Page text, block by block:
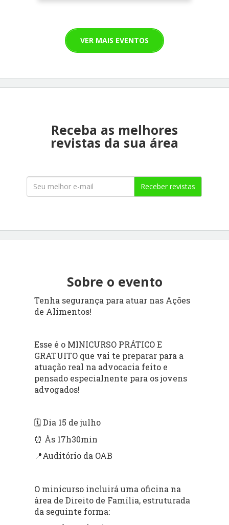
VER MAIS EVENTOS
Receba as melhores
revistas da sua área
Receber revistas
Sobre o evento
Tenha segurança para atuar nas Ações
de Alimentos!
Esse é o MINICURSO PRÁTICO E
GRATUITO que vai te preparar para a
atuação real na advocacia feito e
pensado especialnente para os jovens
advogados!
🗓 Dia 15 de julho
⏰ Às 17h30min
📍Auditório da OAB
O minicurso incluirá uma oficina na
área de Direito de Família, estruturada
da seguinte forma: